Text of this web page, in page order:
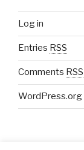
Log in
Entries RSS
Comments RSS
WordPress.org